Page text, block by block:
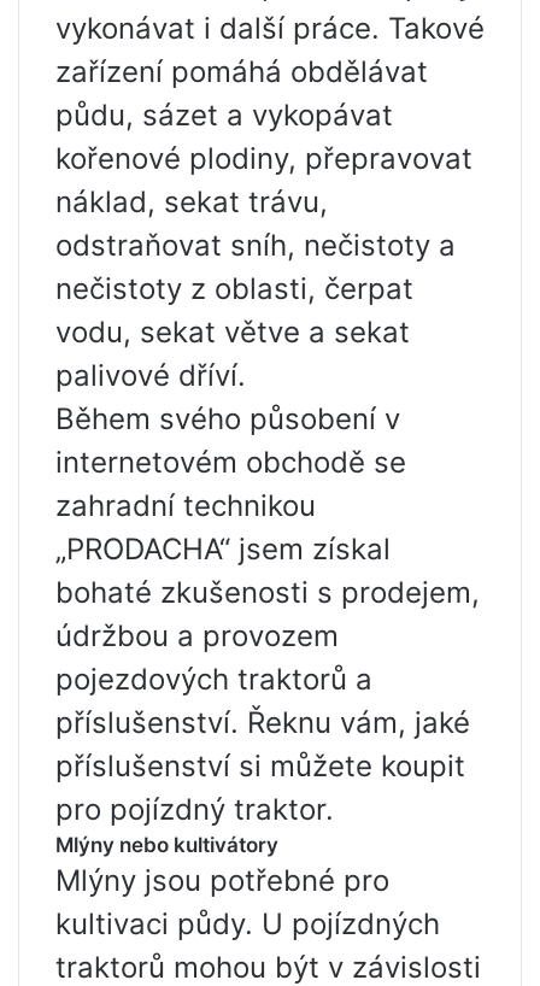
vykonávat i další práce. Takové
zařízení pomáhá obdělávat
půdu, sázet a vykopávat
kořenové plodiny, přepravovat
náklad, sekat trávu,
odstraňovat sníh, nečistoty a
nečistoty z oblasti, čerpat
vodu, sekat větve a sekat
palivové dříví.
Během svého působení v
internetovém obchodě se
zahradní technikou
„PRODACHA“ jsem získal
bohaté zkušenosti s prodejem,
údržbou a provozem
pojezdových traktorů a
příslušenství. Řeknu vám, jaké
příslušenství si můžete koupit
pro pojízdný traktor.
Mlýny nebo kultivátory
Mlýny jsou potřebné pro
kultivaci půdy. U pojízdných
traktorů mohou být v závislosti